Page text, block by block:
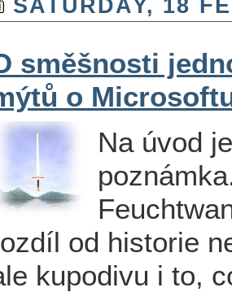
SATURDAY, 18
směšnosti
o
Na úvod
od historie
kupodivu i to,